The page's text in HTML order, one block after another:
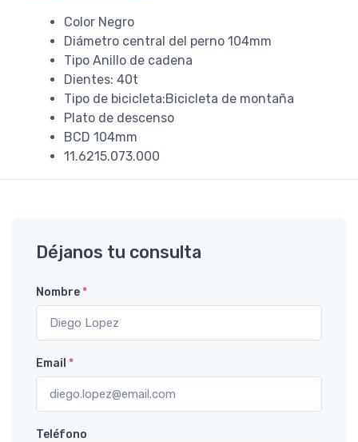
Color Negro
Diámetro central del perno 104mm
Tipo Anillo de cadena
Dientes: 40t
Tipo de bicicleta:Bicicleta de montaña
Plato de descenso
BCD 104mm
11.6215.073.000
Déjanos tu consulta
Nombre*
Email *
Teléfono